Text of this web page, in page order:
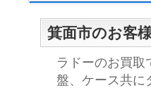
箕面市のお客
ラドーのお買取
盤、ケース共に